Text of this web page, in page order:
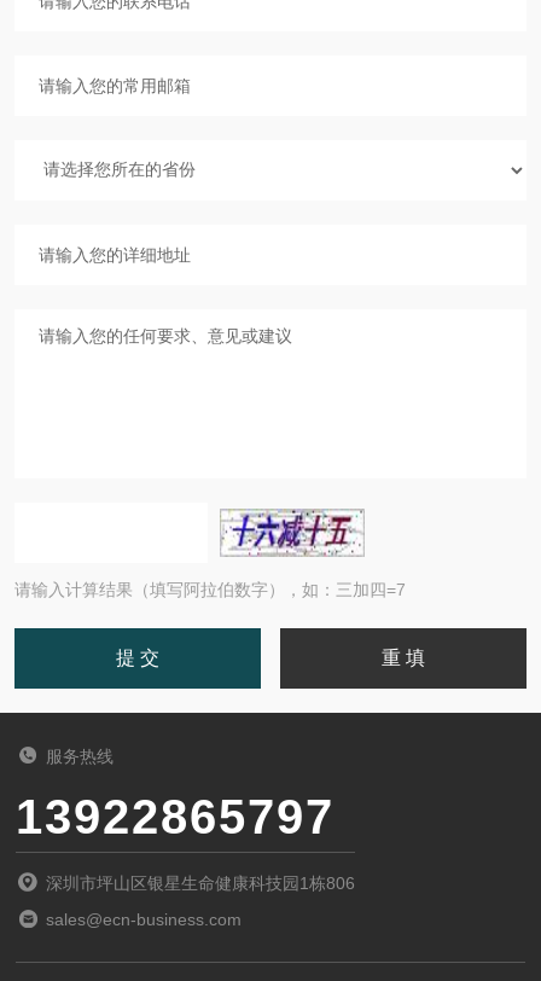
请输入计算结果（填写阿拉伯数字），如：三加四=7
服务热线
13922865797
深圳市坪山区银星生命健康科技园1栋806
sales@ecn-business.com